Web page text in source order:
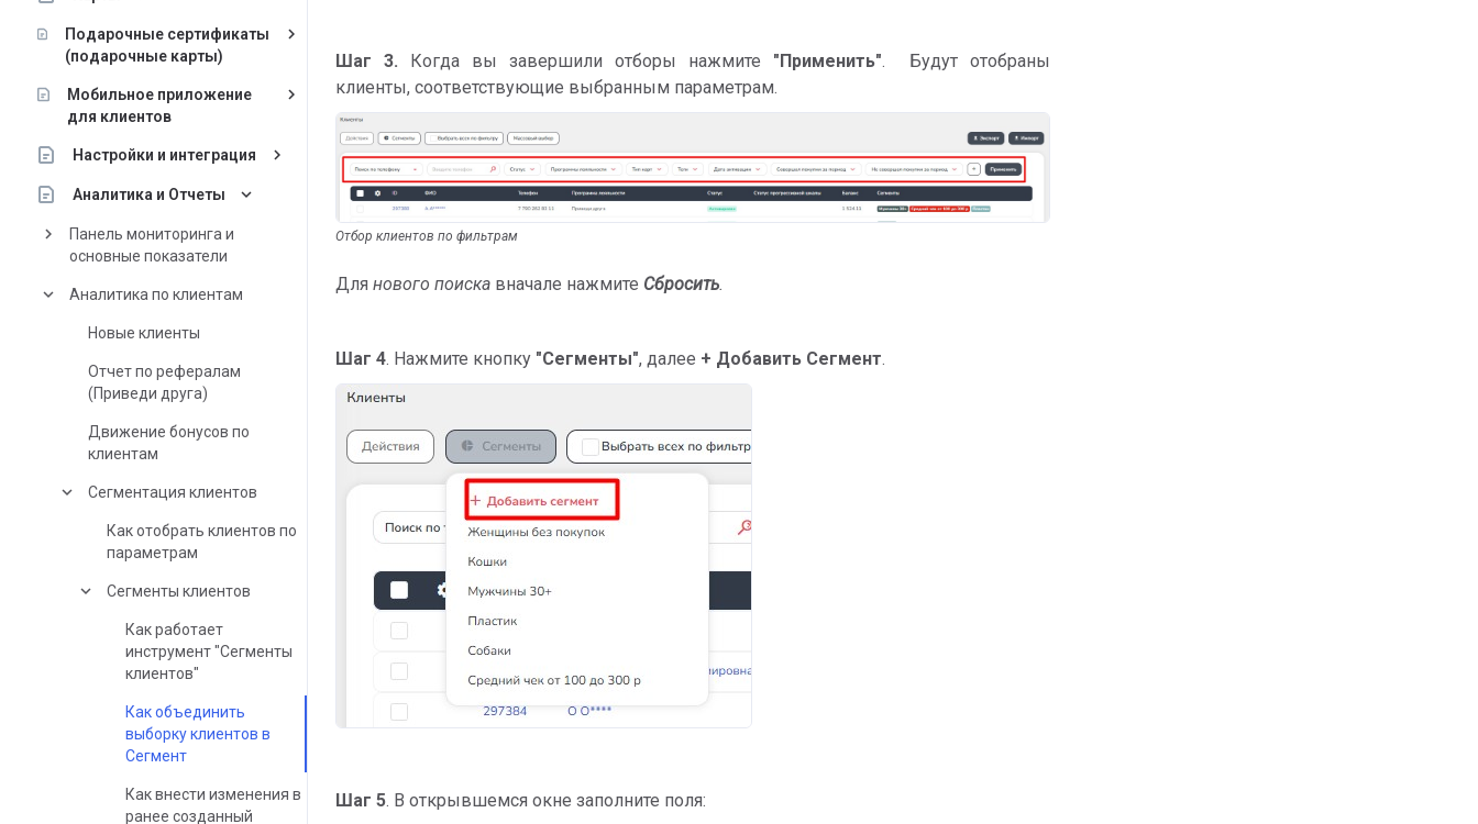
Подарочные сертификаты
(подарочные карты)
keyboard_arrow_right
Мобильное приложение
для клиентов
keyboard_arrow_right
Настройки и интеграция keyboard_arrow_right
Аналитика и Отчеты
keyboard_arrow_down
keyboard_arrow_right
Панель мониторинга и
основные показатели
keyboard_arrow_down Аналитика по клиентам
Новые клиенты
Отчет по рефералам
(Приведи друга)
Движение бонусов по
клиентам
keyboard_arrow_down Сегментация клиентов
Как отобрать клиентов по
параметрам
keyboard_arrow_down Сегменты клиентов
Как работает
инструмент "Сегменты
клиентов"
Как объединить
выборку клиентов в
Сегмент
Как внести изменения в
ранее созданный
Шаг 3. Когда вы завершили отборы нажмите "Применить". Будут отобраны
клиенты, соответствующие выбранным параметрам.
Отбор клиентов по фильтрам
Для нового поиска вначале нажмите Сбросить.
Шаг 4. Нажмите кнопку "Сегменты", далее + Добавить Сегмент.
Шаг 5. В открывшемся окне заполните поля: